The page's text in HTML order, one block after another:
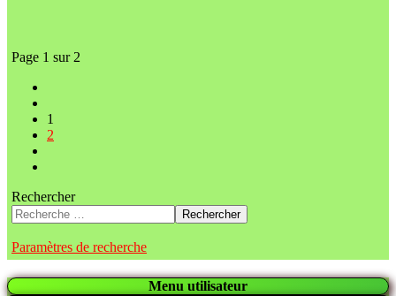
Page 1 sur 2
1
2
Rechercher
Rechercher
Paramètres de recherche
Menu utilisateur